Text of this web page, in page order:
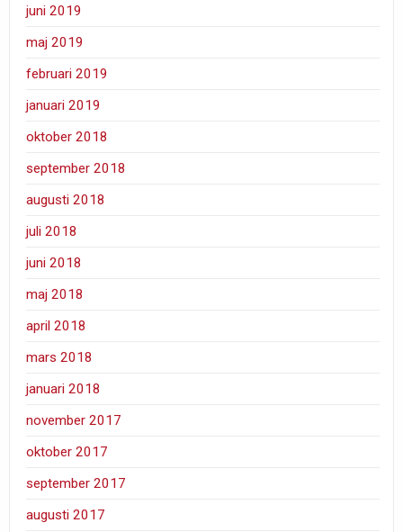
juni 2019
maj 2019
februari 2019
januari 2019
oktober 2018
september 2018
augusti 2018
juli 2018
juni 2018
maj 2018
april 2018
mars 2018
januari 2018
november 2017
oktober 2017
september 2017
augusti 2017